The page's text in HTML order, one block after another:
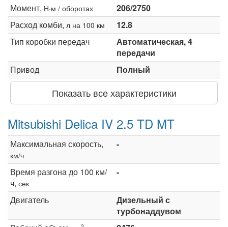
Момент, Н·м / оборотах
206/2750
Расход комби, л на 100 км
12.8
Тип коробки передач
Автоматическая, 4
передачи
Привод
Полный
Показать все характеристики
Mitsubishi Delica IV 2.5 TD MT
Максимальная скорость,
км/ч
-
Время разгона до 100 км/
ч, сек
-
Двигатель
Дизельный с
турбонаддувом